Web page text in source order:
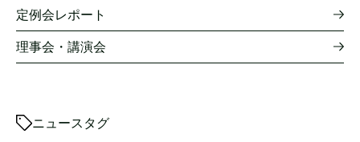
定例会レポート
理事会・講演会
ニュースタグ